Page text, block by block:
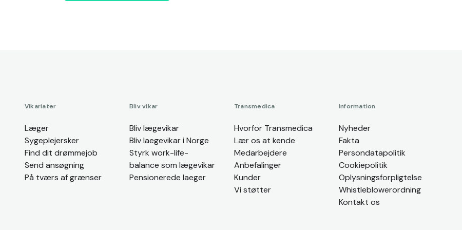
Vikariater
Læger
Sygeplejersker
Find dit drømmejob
Send ansøgning
På tværs af grænser
Bliv vikar
Bliv lægevikar
Bliv laegevikar i Norge
Styrk work-life-
balance som lægevikar
Pensionerede laeger
Transmedica
Hvorfor Transmedica
Lær os at kende
Medarbejdere
Anbefalinger
Kunder
Vi støtter
Information
Nyheder
Fakta
Persondatapolitik
Cookiepolitik
Oplysningsforpligtelse
Whistleblowerordning
Kontakt os